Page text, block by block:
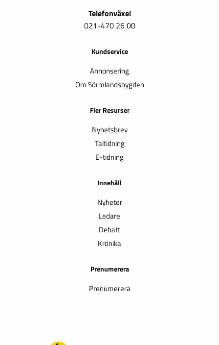
Telefonväxel
021-470 26 00
Kundservice
Annonsering
Om Sörmlandsbygden
Fler Resurser
Nyhetsbrev
Taltidning
E-tidning
Innehåll
Nyheter
Ledare
Debatt
Krönika
Prenumerera
Prenumerera